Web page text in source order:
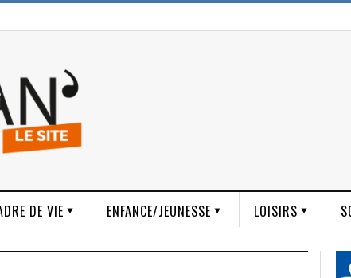
DE VIE ENFANCE/JEUNESSE LOISIRS